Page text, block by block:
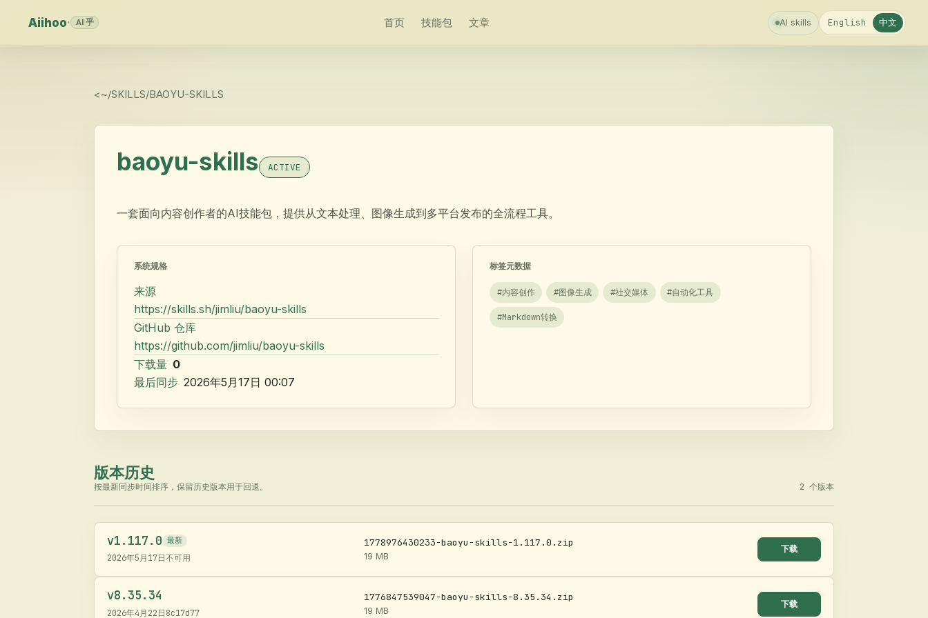
Aiihoo· AI 乎 首页 技能包 文章 AI skills English 中文
<~/SKILLS/BAOYU-SKILLS
baoyu-skills ACTIVE
一套面向内容创作者的AI技能包，提供从文本处理、图像生成到多平台发布的全流程工具。
系统规格
来源
https://skills.sh/jimliu/baoyu-skills
GitHub 仓库
https://github.com/jimliu/baoyu-skills
下载量 0
最后同步 2026年5月17日 00:07
标签元数据
#内容创作 #图像生成 #社交媒体 #自动化工具
#Markdown转换
版本历史
按最新同步时间排序，保留历史版本用于回退。 2 个版本
v1.117.0 最新
2026年5月17日不可用
1778976430233-baoyu-skills-1.117.0.zip
19 MB
下载
v8.35.34
2026年4月22日8c17d77
1776847539047-baoyu-skills-8.35.34.zip
19 MB
下载